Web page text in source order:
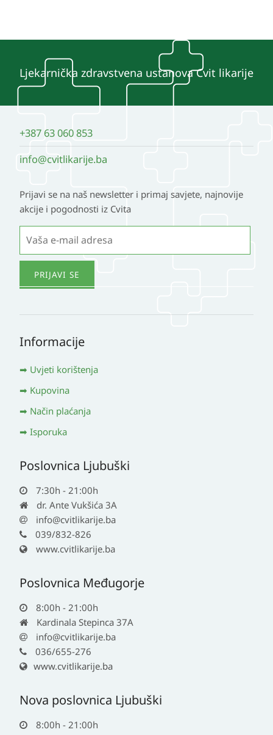
Ljekarnička zdravstvena ustanova Cvit likarije
+387 63 060 853
info@cvitlikarije.ba
Prijavi se na naš newsletter i primaj savjete, najnovije
akcije i pogodnosti iz Cvita
Informacije
Uvjeti korištenja
Kupovina
Način plaćanja
Isporuka
Poslovnica Ljubuški
7:30h - 21:00h
dr. Ante Vukšića 3A
info@cvitlikarije.ba
039/832-826
www.cvitlikarije.ba
Poslovnica Međugorje
8:00h - 21:00h
Kardinala Stepinca 37A
info@cvitlikarije.ba
036/655-276
www.cvitlikarije.ba
Nova poslovnica Ljubuški
8:00h - 21:00h